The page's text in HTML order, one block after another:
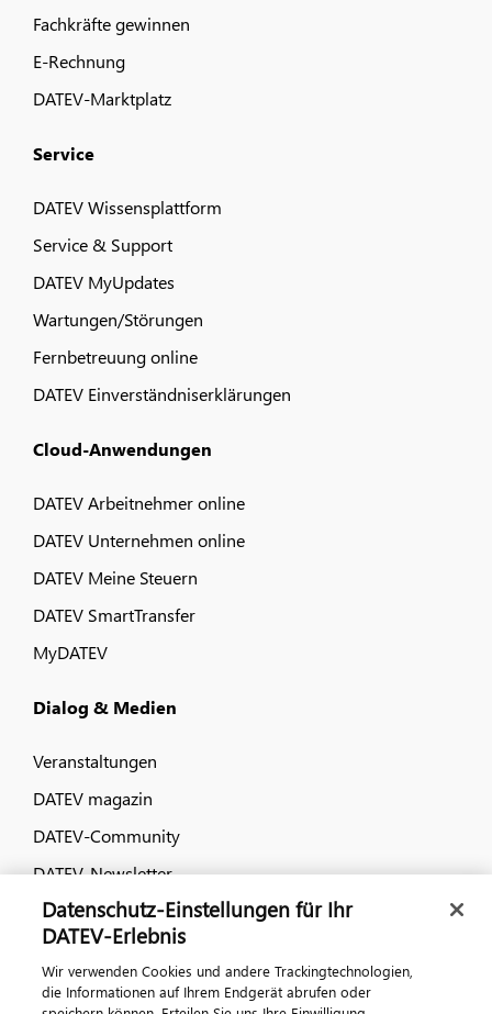
Fachkräfte gewinnen
E-Rechnung
DATEV-Marktplatz
Service
DATEV Wissensplattform
Service & Support
DATEV MyUpdates
Wartungen/Störungen
Fernbetreuung online
DATEV Einverständniserklärungen
Cloud-Anwendungen
DATEV Arbeitnehmer online
DATEV Unternehmen online
DATEV Meine Steuern
DATEV SmartTransfer
MyDATEV
Dialog & Medien
Veranstaltungen
DATEV magazin
DATEV-Community
DATEV-Newsletter
Kontaktieren Sie uns
Datenschutz-Einstellungen für Ihr
DATEV-Erlebnis
Wir verwenden Cookies und andere Trackingtechnologien,
die Informationen auf Ihrem Endgerät abrufen oder